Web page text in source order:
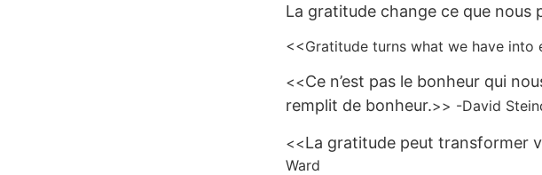
La gratitude change ce que nous
<<Gratitude turns what we have into
<<Ce n’est pas le bonheur qui
remplit de bonheur.>> -David
<<La gratitude peut transformer
Ward